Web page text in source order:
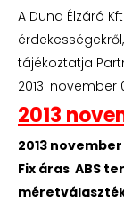
A Duna Élzáró
tájékoztatja
2013. november
2013
2013
Fix áras ABS